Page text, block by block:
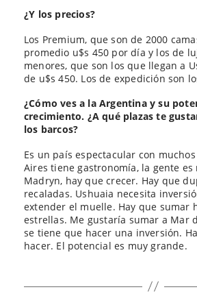
¿Y los precios?
Los Premium, que son de 2000
promedio u$s 450 por día y los de
menores, que son los que llegan a
de u$s 450. Los de expedición son
¿Cómo ves a la Argentina y su
crecimiento. ¿A qué plazas te
los barcos?
Es un país espectacular con
Aires tiene gastronomía, la gente es
Madryn, hay que crecer. Hay que
recaladas. Ushuaia necesita
extender el muelle. Hay que sumar
estrellas. Me gustaría sumar a Mar
se tiene que hacer una inversión.
hacer. El potencial es muy grande.